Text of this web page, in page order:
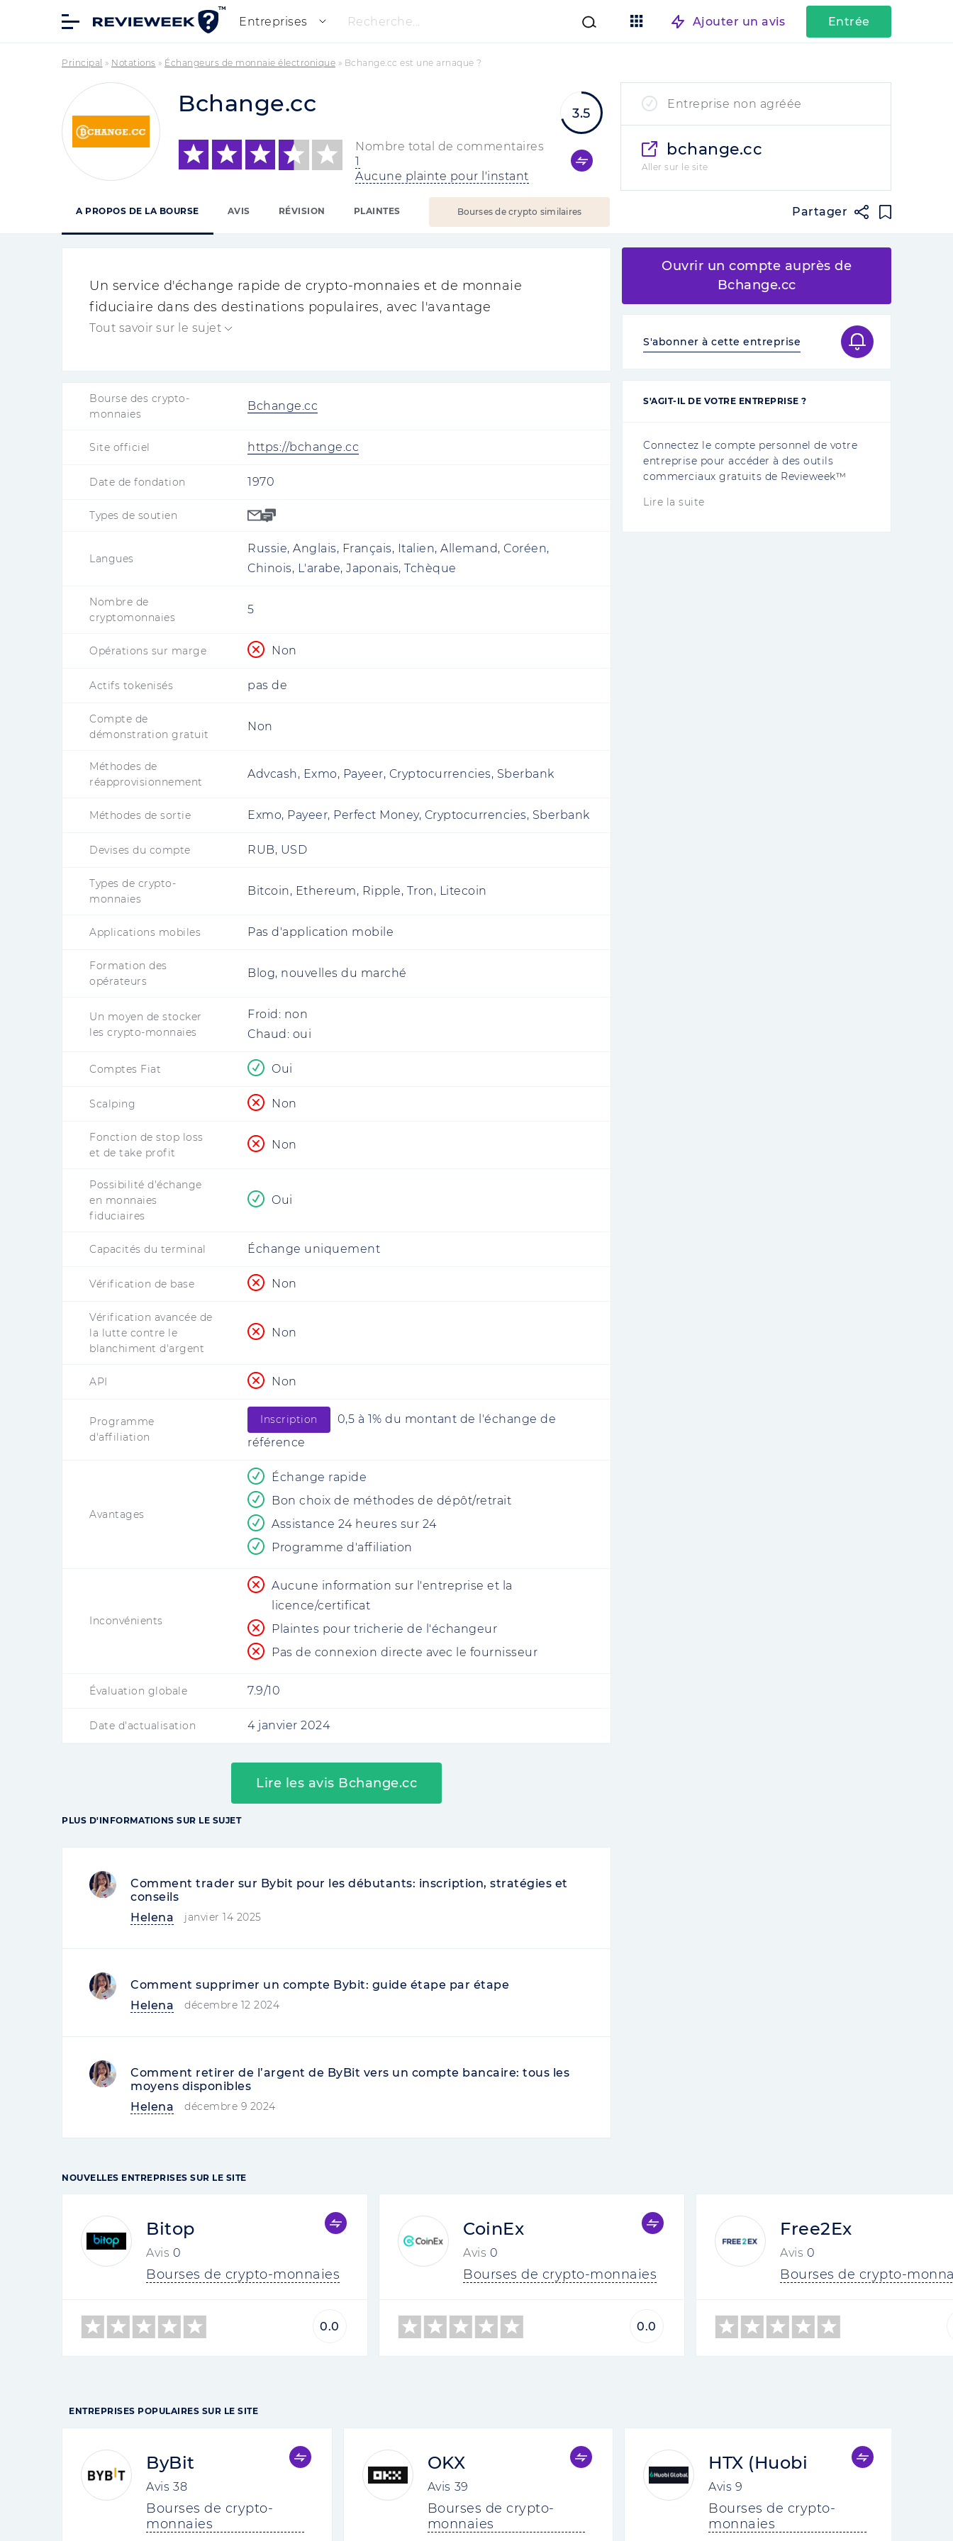
Entreprises Recherche... Ajouter un avis Entrée
Principal » Notations » Échangeurs de monnaie électronique » Bchange.cc est une arnaque ?
Bchange.cc
Nombre total de commentaires
1
Aucune plainte pour l'instant
3.5
Entreprise non agréée
bchange.cc
Aller sur le site
A PROPOS DE LA BOURSE AVIS RÉVISION PLAINTES Bourses de crypto similaires Partager
Un service d'échange rapide de crypto-monnaies et de monnaie
fiduciaire dans des destinations populaires, avec l'avantage
supplémentaire d'attirer des recommandations.
Tout savoir sur le sujet
Bourse des crypto-
monnaies
Bchange.cc
Site officiel https://bchange.cc
Date de fondation 1970
Types de soutien
Langues
Russie, Anglais, Français, Italien, Allemand, Coréen,
Chinois, L'arabe, Japonais, Tchèque
Nombre de
cryptomonnaies
5
Opérations sur marge Non
Actifs tokenisés pas de
Compte de
démonstration gratuit
Non
Méthodes de
réapprovisionnement
Advcash, Exmo, Payeer, Cryptocurrencies, Sberbank
Méthodes de sortie Exmo, Payeer, Perfect Money, Cryptocurrencies, Sberbank
Devises du compte RUB, USD
Types de crypto-
monnaies
Bitcoin, Ethereum, Ripple, Tron, Litecoin
Applications mobiles Pas d'application mobile
Formation des
opérateurs
Blog, nouvelles du marché
Un moyen de stocker
les crypto-monnaies
Froid: non
Chaud: oui
Comptes Fiat Oui
Scalping Non
Fonction de stop loss
et de take profit
Non
Possibilité d'échange
en monnaies
fiduciaires
Oui
Capacités du terminal Échange uniquement
Vérification de base Non
Vérification avancée de
la lutte contre le
blanchiment d'argent
Non
API Non
Programme
d'affiliation
Inscription
0,5 à 1% du montant de l'échange de
référence
Avantages
Échange rapide
Bon choix de méthodes de dépôt/retrait
Assistance 24 heures sur 24
Programme d'affiliation
Inconvénients
Aucune information sur l'entreprise et la
licence/certificat
Plaintes pour tricherie de l'échangeur
Pas de connexion directe avec le fournisseur
Évaluation globale 7.9/10
Date d'actualisation 4 janvier 2024
Lire les avis Bchange.cc
PLUS D'INFORMATIONS SUR LE SUJET
Comment trader sur Bybit pour les débutants: inscription, stratégies et
conseils
Helena
janvier 14 2025
Comment supprimer un compte Bybit: guide étape par étape
Helena
décembre 12 2024
Comment retirer de l’argent de ByBit vers un compte bancaire: tous les
moyens disponibles
Helena
décembre 9 2024
Ouvrir un compte auprès de
Bchange.cc
S'abonner à cette entreprise
S'AGIT-IL DE VOTRE ENTREPRISE ?
Connectez le compte personnel de votre
entreprise pour accéder à des outils
commerciaux gratuits de Revieweek™
Lire la suite
NOUVELLES ENTREPRISES SUR LE SITE
Bitop
Avis 0
Bourses de crypto-monnaies
0.0
CoinEx
Avis 0
Bourses de crypto-monnaies
0.0
Free2Ex
Avis 0
Bourses de crypto-
ENTREPRISES POPULAIRES SUR LE SITE
ByBit
Avis 38
Bourses de crypto-
monnaies
OKX
Avis 39
Bourses de crypto-
monnaies
HTX (Huobi
Avis 9
Bourses de crypto-
monnaies